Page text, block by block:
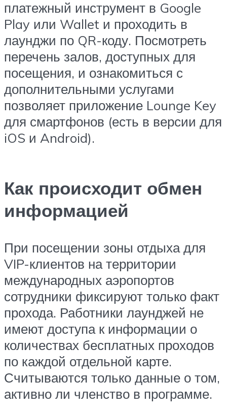
платежный инструмент в Google
Play или Wallet и проходить в
лаунджи по QR-коду. Посмотреть
перечень залов, доступных для
посещения, и ознакомиться с
дополнительными услугами
позволяет приложение Lounge Key
для смартфонов (есть в версии для
iOS и Android).
Как происходит обмен
информацией
При посещении зоны отдыха для
VIP-клиентов на территории
международных аэропортов
сотрудники фиксируют только факт
прохода. Работники лаунджей не
имеют доступа к информации о
количествах бесплатных проходов
по каждой отдельной карте.
Считываются только данные о том,
активно ли членство в программе.